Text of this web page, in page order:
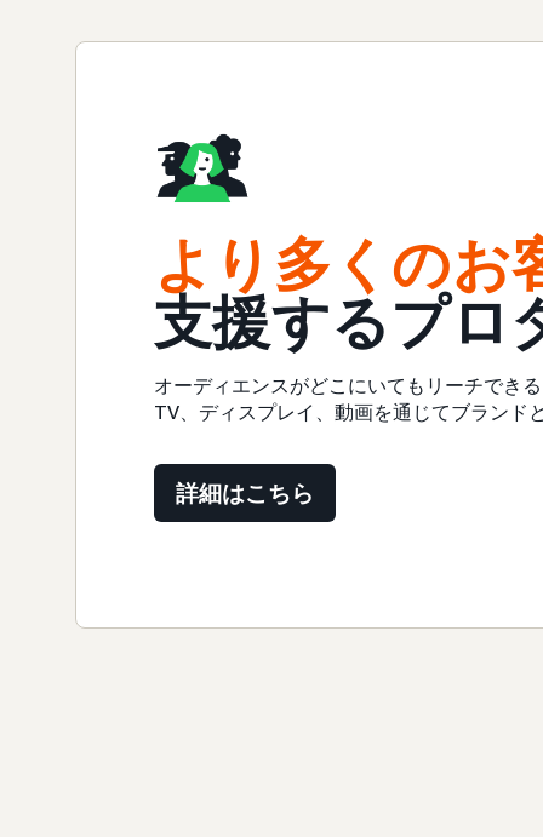
より多くのお
支援するプロ
オーディエンスがどこにいてもリーチでき
TV、ディスプレイ、動画を通じてブランド
詳細はこちら